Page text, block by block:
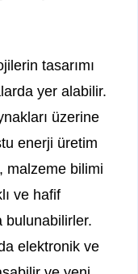
tasarımı
yer alabilir.
üzerine
enerji üretim
malzeme bilimi
ve hafif
bulunabilirler.
elektronik ve